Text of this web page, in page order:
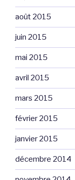
août 2015
juin 2015
mai 2015
avril 2015
mars 2015
février 2015
janvier 2015
décembre 2014